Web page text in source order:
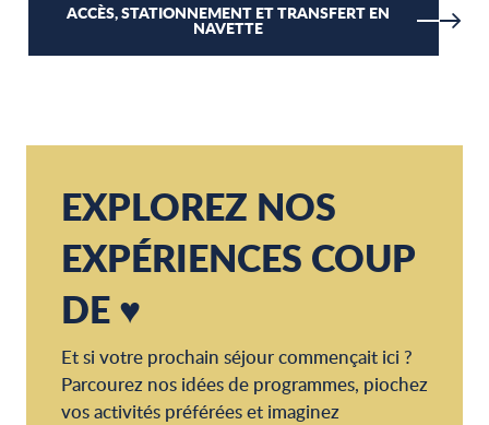
ACCÈS, STATIONNEMENT ET TRANSFERT EN
NAVETTE
EXPLOREZ NOS
EXPÉRIENCES COUP
DE ♥
Et si votre prochain séjour commençait ici ?
Parcourez nos idées de programmes, piochez
vos activités préférées et imaginez